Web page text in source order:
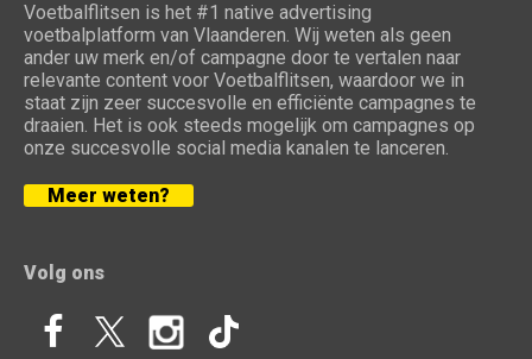
Voetbalflitsen is het #1 native advertising
voetbalplatform van Vlaanderen. Wij weten als geen
ander uw merk en/of campagne door te vertalen naar
relevante content voor Voetbalflitsen, waardoor we in
staat zijn zeer succesvolle en efficiënte campagnes te
draaien. Het is ook steeds mogelijk om campagnes op
onze succesvolle social media kanalen te lanceren.
Meer weten?
Volg ons